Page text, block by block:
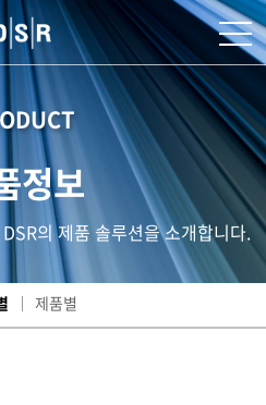
정보
의 제품 솔루션을 소개합니다.
제품별